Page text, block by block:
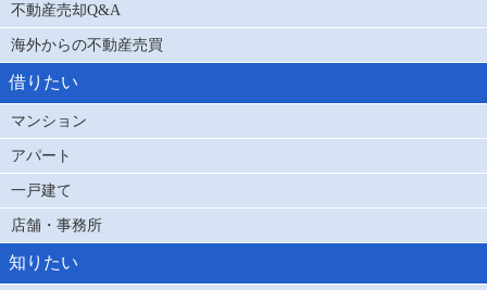
不動産売却Q&A
海外からの不動産売買
借りたい
マンション
アパート
一戸建て
店舗・事務所
知りたい